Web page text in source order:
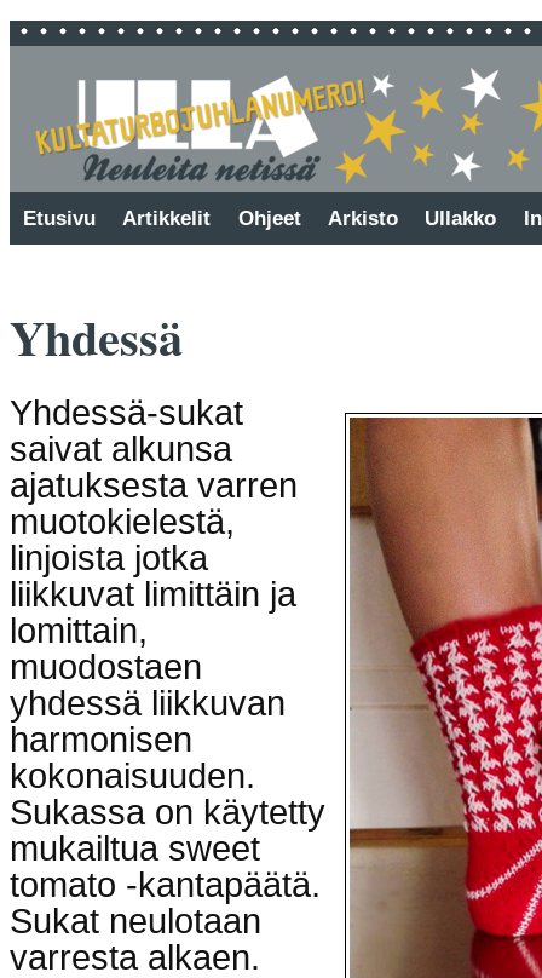
Etusivu Artikkelit Ohjeet Arkisto Ullakko
Yhdessä
Yhdessä-sukat
saivat alkunsa
ajatuksesta varren
muotokielestä,
linjoista jotka
liikkuvat limittäin ja
lomittain,
muodostaen
yhdessä liikkuvan
harmonisen
kokonaisuuden.
Sukassa on käytetty
mukailtua sweet
tomato -kantapäätä.
Sukat neulotaan
varresta alkaen.